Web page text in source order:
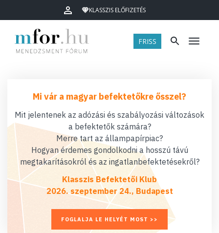
KLASSZIS ELŐFIZETÉS
FRISS Menü
Mi vár a magyar befektetőkre ősszel?
Mit jelentenek az adózási és szabályozási változások
a befektetők számára?
Merre tart az állampapírpiac?
Hogyan érdemes gondolkodni a hosszú távú
megtakarításokról és az ingatlanbefektetésekről?
Klasszis Befektetői Klub
2026. szeptember 24., Budapest
FOGLALJA LE HELYÉT MOST >>